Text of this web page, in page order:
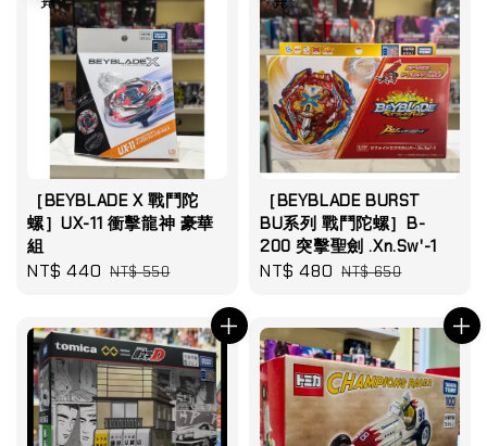
［BEYBLADE X 戰鬥陀
螺］UX-11 衝擊龍神 豪華
組
Sale
NT$ 440 Regular
NT$ 550
［BEYBLADE BURST
BU系列 戰鬥陀螺］B-
200 突擊聖劍 .Xn.Sw'-1
Sale
NT$ 480 Regular
NT$ 650